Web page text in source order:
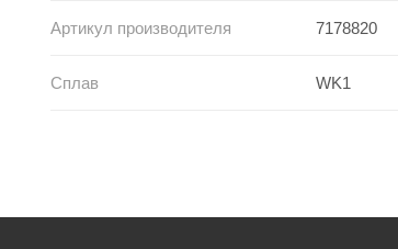
Артикул производителя 7178820
Сплав WK1